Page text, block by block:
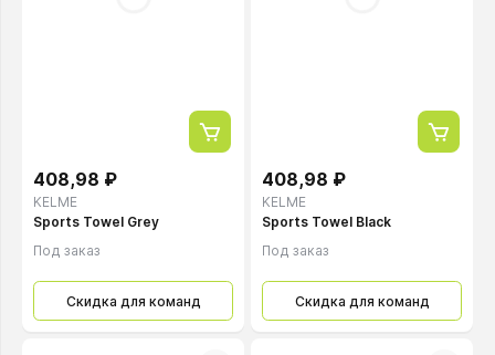
KELME
408,98 ₽
Sports Towel Grey
Под заказ
Скидка для команд
KELME
408,98 ₽
Sports Towel Black
Под заказ
Скидка для команд